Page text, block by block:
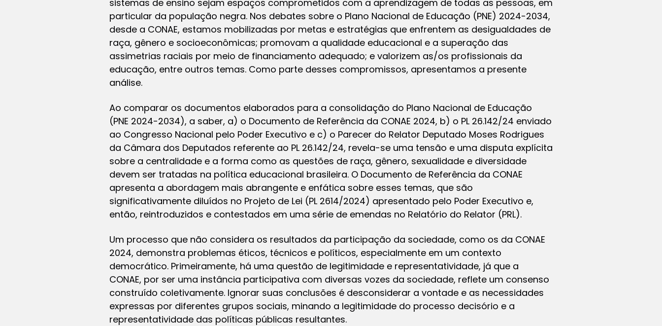
sistemas de ensino sejam espaços comprometidos com a aprendizagem de todas as pessoas, em
particular da população negra. Nos debates sobre o Plano Nacional de Educação (PNE) 2024-2034,
desde a CONAE, estamos mobilizadas por metas e estratégias que enfrentem as desigualdades de
raça, gênero e socioeconômicas; promovam a qualidade educacional e a superação das
assimetrias raciais por meio de financiamento adequado; e valorizem as/os profissionais da
educação, entre outros temas. Como parte desses compromissos, apresentamos a presente
análise.
Ao comparar os documentos elaborados para a consolidação do Plano Nacional de Educação
(PNE 2024-2034), a saber, a) o Documento de Referência da CONAE 2024, b) o PL 26.142/24 enviado
ao Congresso Nacional pelo Poder Executivo e c) o Parecer do Relator Deputado Moses Rodrigues
da Câmara dos Deputados referente ao PL 26.142/24, revela-se uma tensão e uma disputa explícita
sobre a centralidade e a forma como as questões de raça, gênero, sexualidade e diversidade
devem ser tratadas na política educacional brasileira. O Documento de Referência da CONAE
apresenta a abordagem mais abrangente e enfática sobre esses temas, que são
significativamente diluídos no Projeto de Lei (PL 2614/2024) apresentado pelo Poder Executivo e,
então, reintroduzidos e contestados em uma série de emendas no Relatório do Relator (PRL).
Um processo que não considera os resultados da participação da sociedade, como os da CONAE
2024, demonstra problemas éticos, técnicos e políticos, especialmente em um contexto
democrático. Primeiramente, há uma questão de legitimidade e representatividade, já que a
CONAE, por ser uma instância participativa com diversas vozes da sociedade, reflete um consenso
construído coletivamente. Ignorar suas conclusões é desconsiderar a vontade e as necessidades
expressas por diferentes grupos sociais, minando a legitimidade do processo decisório e a
representatividade das políticas públicas resultantes.